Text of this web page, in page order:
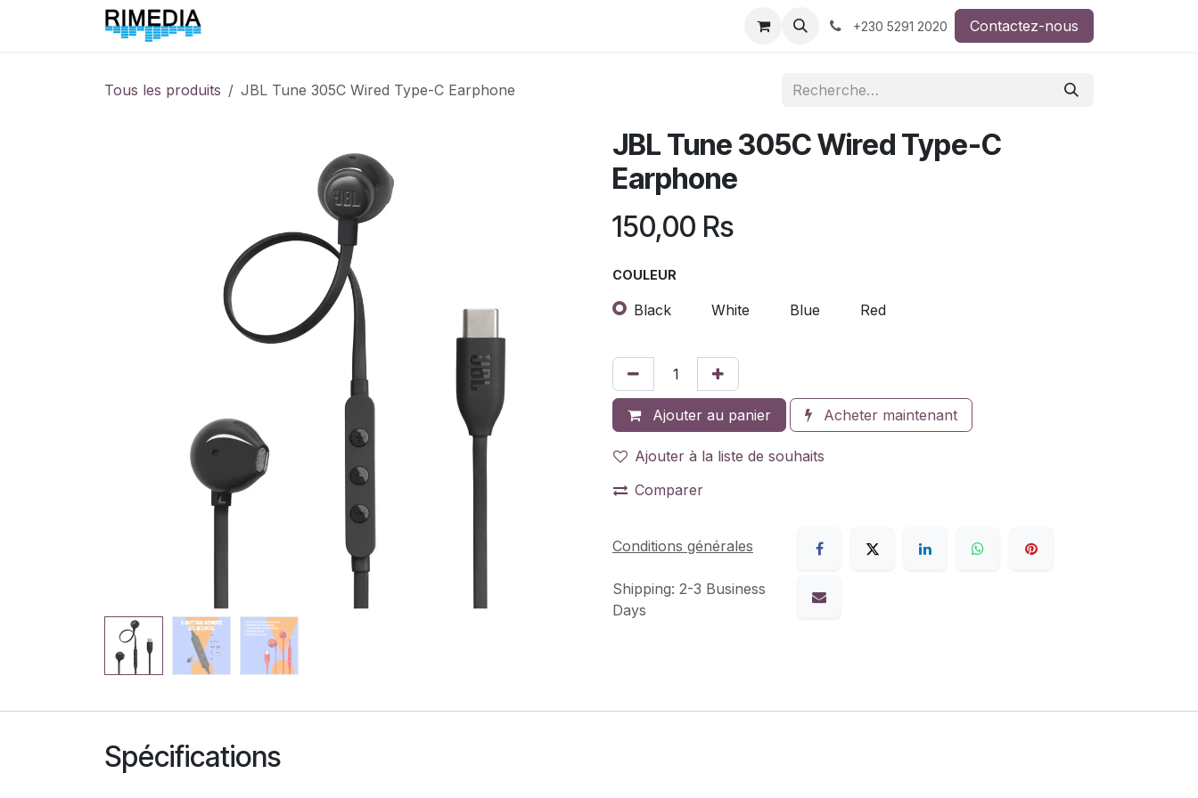
Se rendre au contenu
+230 5291 2020 Contactez-nous
Tous les produits JBL Tune 305C Wired Type-C Earphone
JBL Tune 305C Wired Type-C
Earphone
150,00 Rs
COULEUR
Black White Blue Red
Ajouter au panier Acheter maintenant
Ajouter à la liste de souhaits
Comparer
Conditions générales
Shipping: 2-3 Business
Days
Spécifications